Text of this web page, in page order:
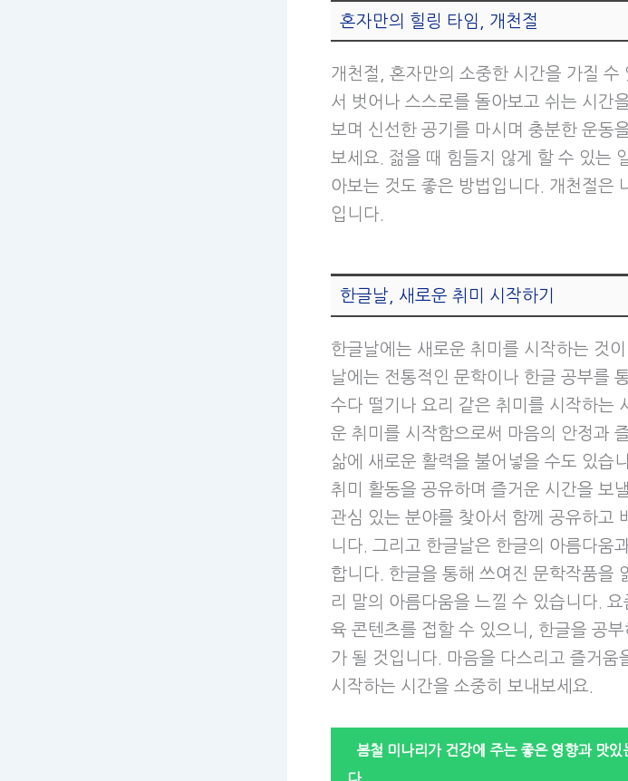
혼자만의 힐링 타임, 개천절
개천절, 혼자만의 소중한 시간을 가질 수
서 벗어나 스스로를 돌아보고 쉬는 시간
보며 신선한 공기를 마시며 충분한 운동
보세요. 젊을 때 힘들지 않게 할 수 있는
아보는 것도 좋은 방법입니다. 개천절은
입니다.
한글날, 새로운 취미 시작하기
한글날에는 새로운 취미를 시작하는 것
날에는 전통적인 문학이나 한글 공부를
수다 떨기나 요리 같은 취미를 시작하는
운 취미를 시작함으로써 마음의 안정과
삶에 새로운 활력을 불어넣을 수도 있습
취미 활동을 공유하며 즐거운 시간을 보
관심 있는 분야를 찾아서 함께 공유하고
니다. 그리고 한글날은 한글의 아름다움
합니다. 한글을 통해 쓰여진 문학작품을
리 말의 아름다움을 느낄 수 있습니다.
육 콘텐츠를 접할 수 있으니, 한글을 공
가 될 것입니다. 마음을 다스리고 즐거
시작하는 시간을 소중히 보내보세요.
봄철 미나리가 건강에 주는 좋은 영향과 맛있